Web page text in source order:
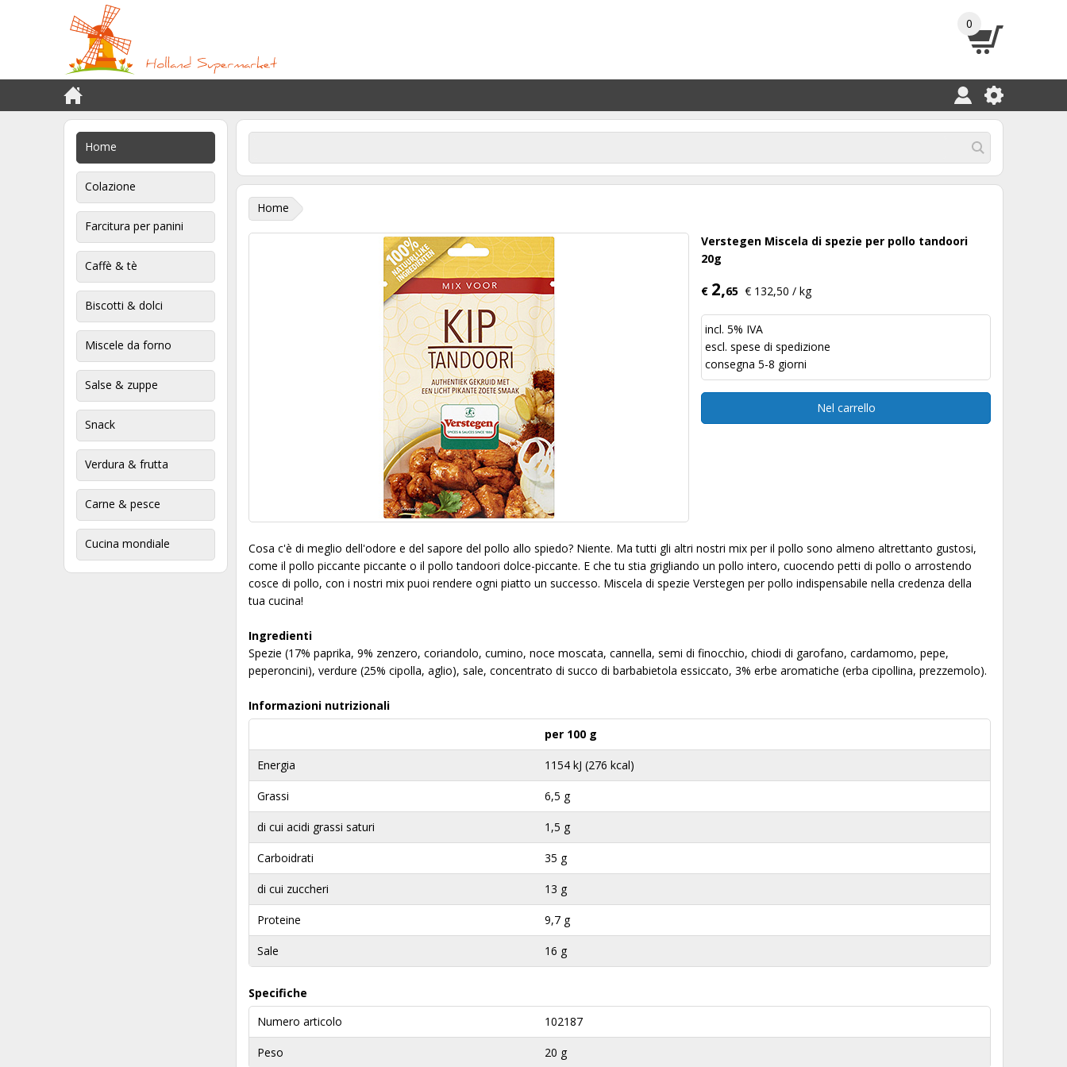
0
Home
Colazione
Farcitura per panini
Caffè & tè
Biscotti & dolci
Miscele da forno
Salse & zuppe
Snack
Verdura & frutta
Carne & pesce
Cucina mondiale
Home
Verstegen Miscela di spezie per pollo tandoori
20g
€ 2,65 € 132,50 / kg
incl. 5% IVA
escl. spese di spedizione
consegna 5-8 giorni
Nel carrello
Cosa c'è di meglio dell'odore e del sapore del pollo allo spiedo? Niente. Ma tutti gli altri nostri mix per il pollo sono almeno altrettanto gustosi,
come il pollo piccante piccante o il pollo tandoori dolce-piccante. E che tu stia grigliando un pollo intero, cuocendo petti di pollo o arrostendo
cosce di pollo, con i nostri mix puoi rendere ogni piatto un successo. Miscela di spezie Verstegen per pollo indispensabile nella credenza della
tua cucina!
Ingredienti
Spezie (17% paprika, 9% zenzero, coriandolo, cumino, noce moscata, cannella, semi di finocchio, chiodi di garofano, cardamomo, pepe,
peperoncini), verdure (25% cipolla, aglio), sale, concentrato di succo di barbabietola essiccato, 3% erbe aromatiche (erba cipollina, prezzemolo).
Informazioni nutrizionali
per 100 g
Energia 1154 kJ (276 kcal)
Grassi 6,5 g
di cui acidi grassi saturi 1,5 g
Carboidrati 35 g
di cui zuccheri 13 g
Proteine 9,7 g
Sale 16 g
Specifiche
Numero articolo
102187
Peso 20 g